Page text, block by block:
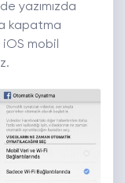
yazımızda
kapatma
mobil